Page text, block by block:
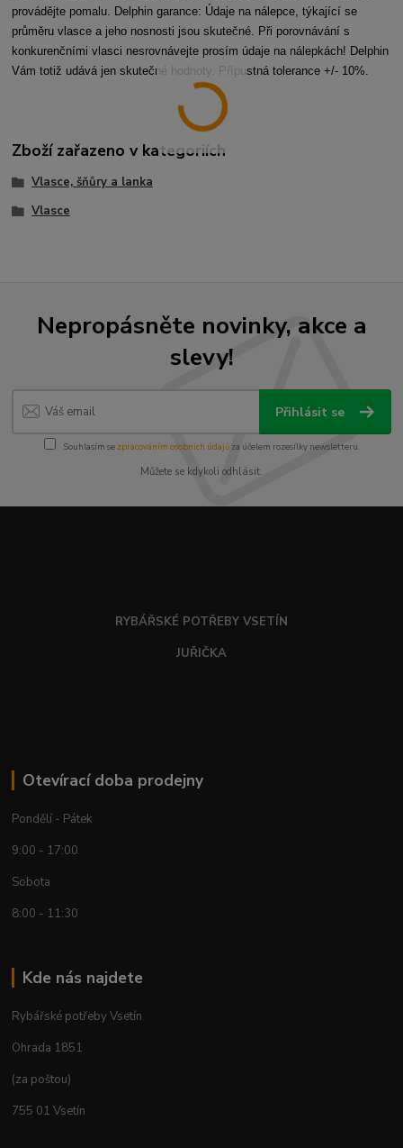
provádějte pomalu. Delphin garance: Údaje na nálepce, týkající se
průměru vlasce a jeho nosnosti jsou skutečné. Při porovnávání s
konkurenčními vlasci nesrovnávejte prosím údaje na nálepkách! Delphin
Vám totiž udává jen skutečné hodnoty. Přípustná tolerance +/- 10%.
Zboží zařazeno v kategoriích
Vlasce, šňůry a lanka
Vlasce
Nepropásněte novinky, akce a
slevy!
Přihlásit se
Souhlasím se zpracováním osobních údajůza účelem rozesílky newsletteru.
Můžete se kdykoli odhlásit.
RYBÁŘSKÉ POTŘEBY VSETÍN
JUŘIČKA
Otevírací doba prodejny
Pondělí - Pátek
9:00 - 17:00
Sobota
8:00 - 11:30
Kde nás najdete
Rybářské potřeby Vsetín
Ohrada 1851
(za poštou)
755 01 Vsetín